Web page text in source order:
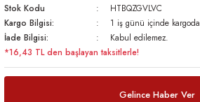
Stok Kodu
HTBQZGVLVC
Kargo Bilgisi:
1 iş günü içinde kargoda
İade Bilgisi:
Kabul edilemez.
*16,43 TL den başlayan taksitlerle!
Gelince Haber Ver